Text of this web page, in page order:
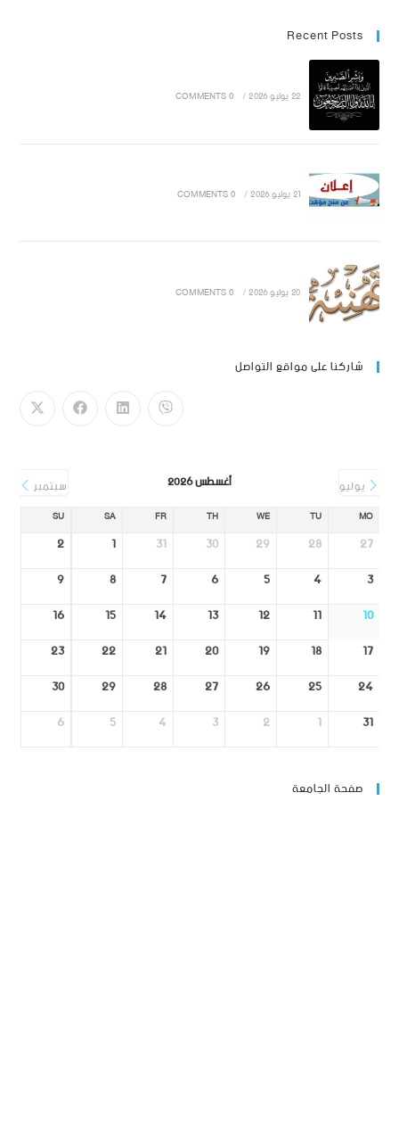
Recent Posts
22 يوليو 2026 /
0 COMMENTS
21 يوليو 2026 /
0 COMMENTS
20 يوليو 2026 /
0 COMMENTS
شاركنا على مواقع التواصل
يوليو أغسطس 2026 سبتمبر
MO
TU
WE
TH
FR
SA
SU
27
28
29
30
31
1
2
3
4
5
6
7
8
9
10
11
12
13
14
15
16
17
18
19
20
21
22
23
24
25
26
27
28
29
30
31
1
2
3
4
5
6
صفحة الجامعة